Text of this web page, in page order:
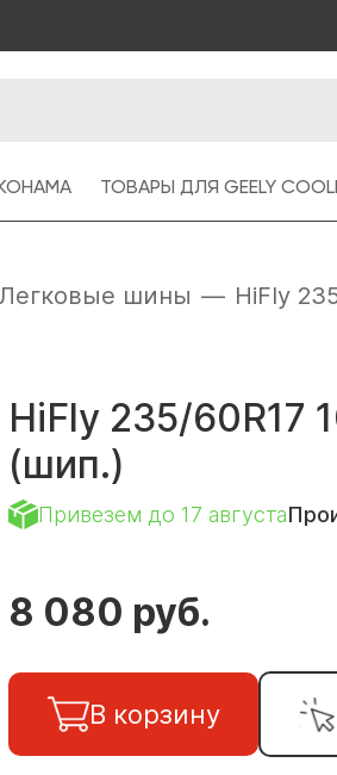
ТОВАРЫ ДЛЯ GEELY
Легковые шины — HiFly
HiFly 235/60R17
(шип.)
Привезем до 17 августа
8 080 руб.
В корзину